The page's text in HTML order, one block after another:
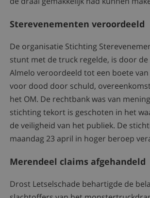
Sterevenementen veroordeeld
De organisatie Stichting
stunt met de truck regelde, is door
Almelo veroordeeld tot een boete van
voor dood door schuld,
het OM. De rechtbank was van
stichting tekort is geschoten in het
de veiligheid van het publiek. De
maandag 23 april in hoger beroep
Merendeel claims afgehandeld
Drost Letselschade behartigde de